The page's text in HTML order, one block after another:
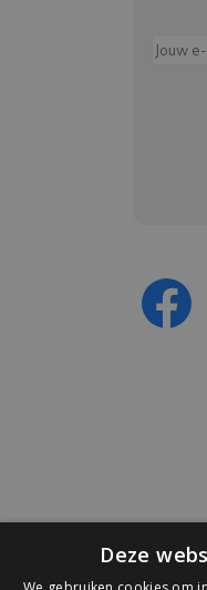
Deze